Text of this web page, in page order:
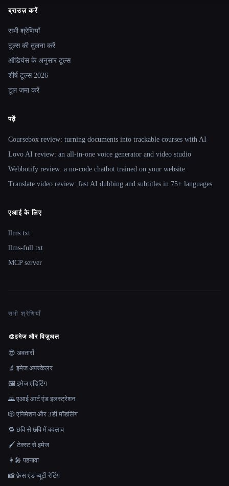
Site navigation
ब्राउज़ करें
सभी श्रेणियाँ
टूल्स की तुलना करें
ऑडियंस के अनुसार टूल्स
शीर्ष टूल्स 2026
टूल जमा करें
पढ़ें
Coursebox review: turning documents into trackable courses with AI
Lovo AI review: an all-in-one voice generator and video studio
Webbotify review: a no-code chatbot trained on your website
Translate.video review: fast AI dubbing and subtitles in 75+ languages
एआई के लिए
llms.txt
llms-full.txt
MCP server
सभी श्रेणियाँ
🎨इमेज और विज़ुअल
😎 अवतारों
🔬 इमेज अपस्केलर
🖼️ इमेज एडिटिंग
🌄 एआई आर्ट एंड इलस्ट्रेशन
🎲 एनिमेशन और 3डी मॉडलिंग
🔁 छवि से छवि में बदलाव
🖌️ टेक्स्ट से इमेज
👩‍🎤 पहनावा
📸 फ़ेस एंड ब्यूटी रेटिंग